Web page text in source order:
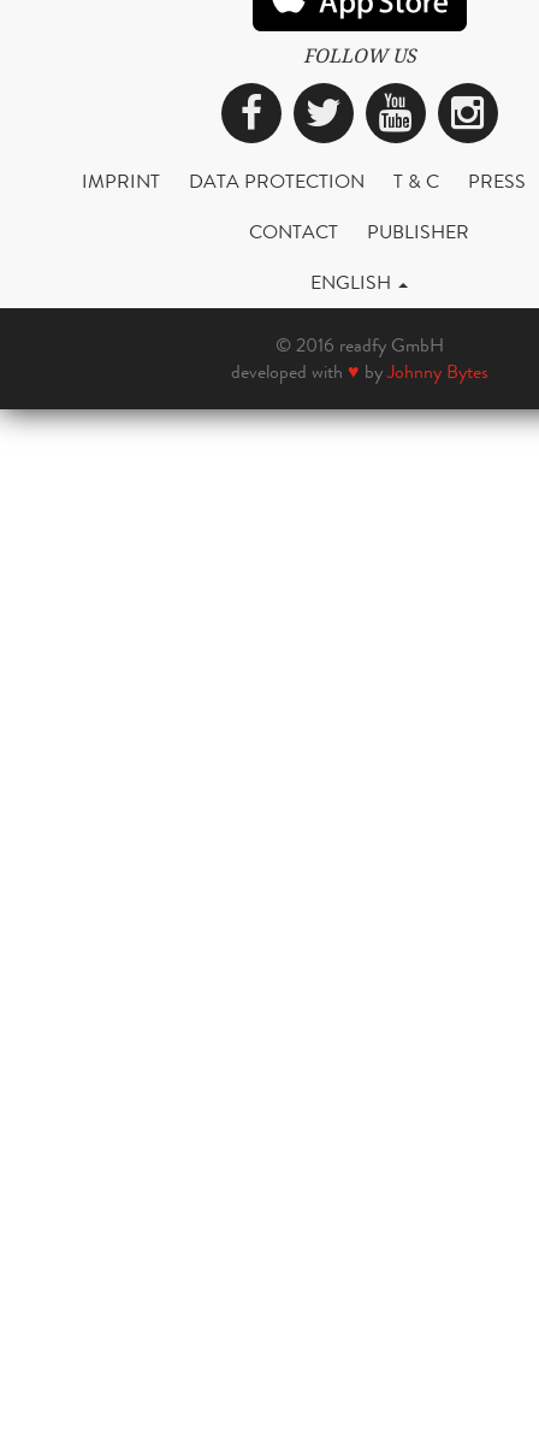
FOLLOW US
Facebook
Twitter
IMPRINT DATA PROTECTION T & C
PRESS
CONTACT
PUBLISHER
ENGLISH
© 2016 readfy GmbH
developed with ♥ byJohnny Bytes